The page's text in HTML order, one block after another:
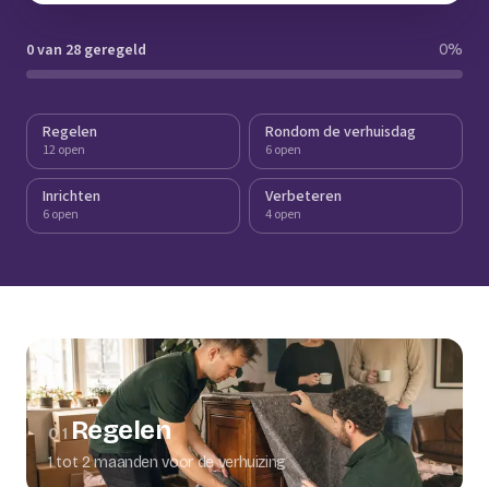
0 van 28 geregeld 0%
Regelen
12 open
Rondom de verhuisdag
6 open
Inrichten
6 open
Verbeteren
4 open
01 Regelen
1 tot 2 maanden voor de verhuizing